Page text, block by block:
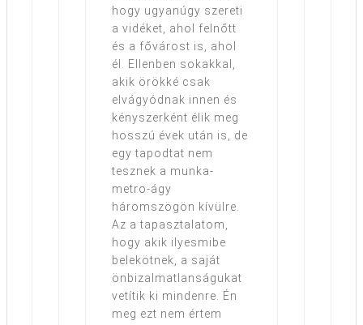
hogy ugyanúgy szereti
a vidéket, ahol felnőtt
és a fővárost is, ahol
él. Ellenben sokakkal,
akik örökké csak
elvágyódnak innen és
kényszerként élik meg
hosszú évek után is, de
egy tapodtat nem
tesznek a munka-
metro-ágy
háromszögön kívülre.
Az a tapasztalatom,
hogy akik ilyesmibe
belekötnek, a saját
önbizalmatlanságukat
vetítik ki mindenre. Én
meg ezt nem értem